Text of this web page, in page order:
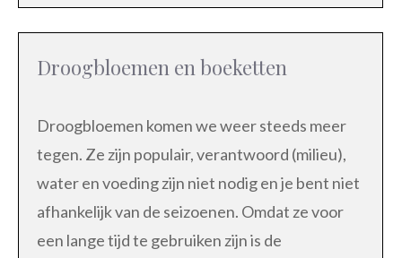
Droogbloemen en boeketten
Droogbloemen komen we weer steeds meer
tegen. Ze zijn populair, verantwoord (milieu),
water en voeding zijn niet nodig en je bent niet
afhankelijk van de seizoenen. Omdat ze voor
een lange tijd te gebruiken zijn is de